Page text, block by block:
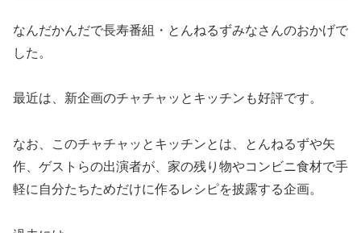
なんだかんだで長寿番組・とんねるずみなさんのおかげで
した。
最近は、新企画のチャチャッとキッチンも好評です。
なお、このチャチャッとキッチンとは、とんねるずや矢
作、ゲストらの出演者が、家の残り物やコンビニ食材で手
軽に自分たちためだけに作るレシピを披露する企画。